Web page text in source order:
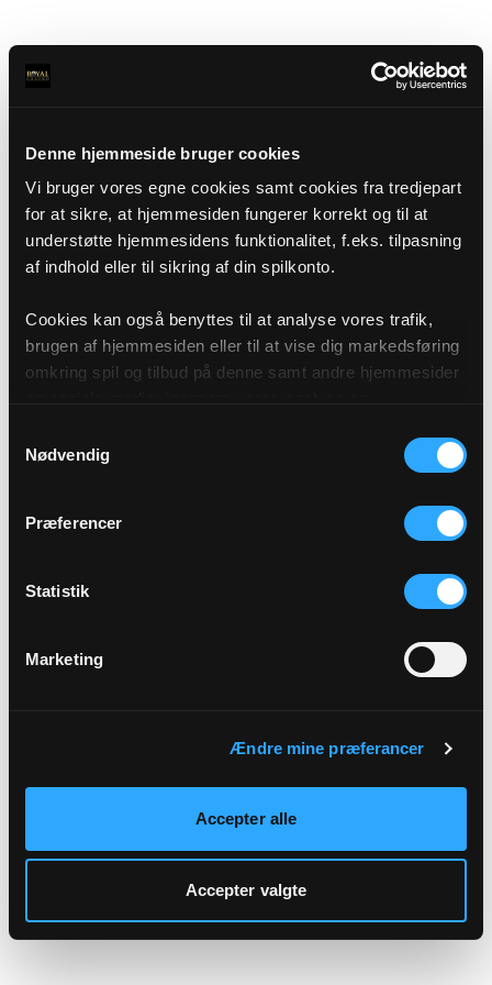
Denne hjemmeside bruger cookies
Vi bruger vores egne cookies samt cookies fra tredjepart
for at sikre, at hjemmesiden fungerer korrekt og til at
understøtte hjemmesidens funktionalitet, f.eks. tilpasning
af indhold eller til sikring af din spilkonto.
Cookies kan også benyttes til at analyse vores trafik,
brugen af hjemmesiden eller til at vise dig markedsføring
omkring spil og tilbud på denne samt andre hjemmesider
af cookies under "Detaljer" eller ved at klikke videre til
vores Cookiepolitik, som du finder i bunden af vores
Nødvendig
Præferencer
Statistik
Marketing
Ændre mine præferancer
Accepter alle
Accepter valgte